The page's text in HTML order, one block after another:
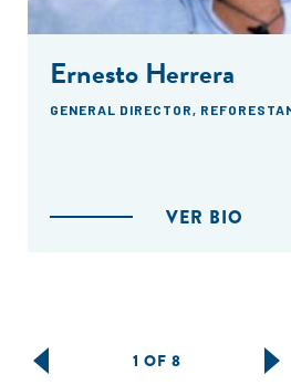
1 OF 8
Ernesto Herrera
GENERAL DIRECTOR,
VER BIO